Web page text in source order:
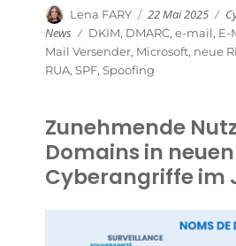
Autor
Lena FARY Veröffentlicht
am
22 Mai 2025
News
Schlagwörter
DKIM, DMARC,e-mail, E-
Mail Versender, Microsoft, neue
RUA,SPF,Spoofing
Zunehmende
Domains in
Cyberangriffe im